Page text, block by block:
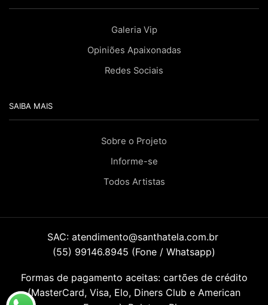
Galeria Vip
Opiniões Apaixonadas
Redes Sociais
SAIBA MAIS
Sobre o Projeto
Informe-se
Todos Artistas
SAC: atendimento@santhatela.com.br
(55) 99146.8945 (Fone / Whatsapp)
Formas de pagamento aceitas: cartões de crédito
(MasterCard, Visa, Elo, Diners Club e American